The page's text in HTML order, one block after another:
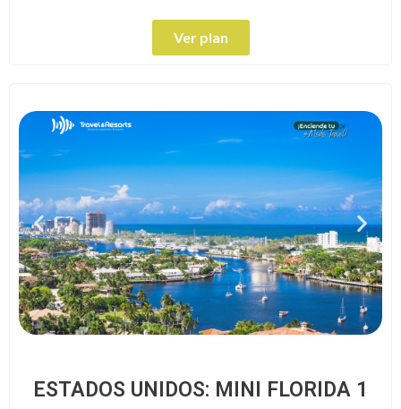
Ver plan
ESTADOS UNIDOS: MINI FLORIDA 1